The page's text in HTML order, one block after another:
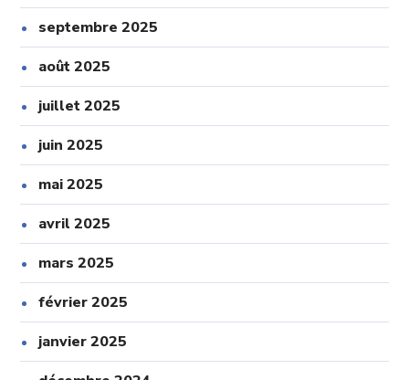
septembre 2025
août 2025
juillet 2025
juin 2025
mai 2025
avril 2025
mars 2025
février 2025
janvier 2025